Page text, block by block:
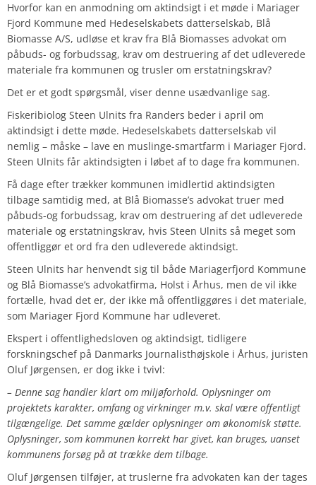
Hvorfor kan en anmodning om aktindsigt i et møde i Mariager
Fjord Kommune med Hedeselskabets datterselskab, Blå
Biomasse A/S, udløse et krav fra Blå Biomasses advokat om
påbuds- og forbudssag, krav om destruering af det udleverede
materiale fra kommunen og trusler om erstatningskrav?
Det er et godt spørgsmål, viser denne usædvanlige sag.
Fiskeribiolog Steen Ulnits fra Randers beder i april om
aktindsigt i dette møde. Hedeselskabets datterselskab vil
nemlig – måske – lave en muslinge-smartfarm i Mariager Fjord.
Steen Ulnits får aktindsigten i løbet af to dage fra kommunen.
Få dage efter trækker kommunen imidlertid aktindsigten
tilbage samtidig med, at Blå Biomasse’s advokat truer med
påbuds-og forbudssag, krav om destruering af det udleverede
materiale og erstatningskrav, hvis Steen Ulnits så meget som
offentliggør et ord fra den udleverede aktindsigt.
Steen Ulnits har henvendt sig til både Mariagerfjord Kommune
og Blå Biomasse’s advokatfirma, Holst i Århus, men de vil ikke
fortælle, hvad det er, der ikke må offentliggøres i det materiale,
som Mariager Fjord Kommune har udleveret.
Ekspert i offentlighedsloven og aktindsigt, tidligere
forskningschef på Danmarks Journalisthøjskole i Århus, juristen
Oluf Jørgensen, er dog ikke i tvivl:
– Denne sag handler klart om miljøforhold. Oplysninger om
projektets karakter, omfang og virkninger m.v. skal være offentligt
tilgængelige. Det samme gælder oplysninger om økonomisk støtte.
Oplysninger, som kommunen korrekt har givet, kan bruges, uanset
kommunens forsøg på at trække dem tilbage.
Oluf Jørgensen tilføjer, at truslerne fra advokaten kan der tages